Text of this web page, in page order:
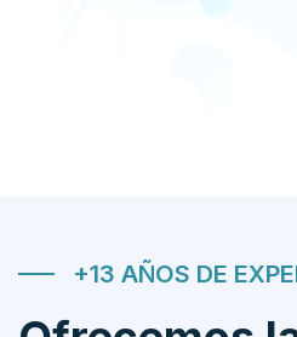
+13 AÑOS DE